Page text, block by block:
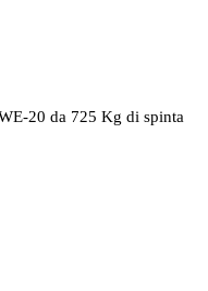
20 da 725 Kg di spinta